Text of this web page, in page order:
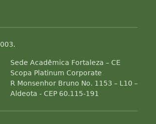
Sede Acadêmica Fortaleza – CE
Scopa Platinum Corporate
R Monsenhor Bruno No. 1153 – L10 –
Aldeota - CEP 60.115-191